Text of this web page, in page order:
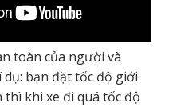
toàn của người và
bạn đặt tốc độ giới
khi xe đi quá tốc độ